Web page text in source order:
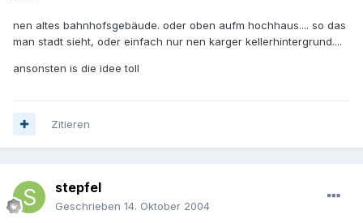
nen altes bahnhofsgebäude. oder oben aufm hochhaus.... so das
man stadt sieht, oder einfach nur nen karger kellerhintergrund....
ansonsten is die idee toll
Zitieren
stepfel
Geschrieben 14. Oktober 2004